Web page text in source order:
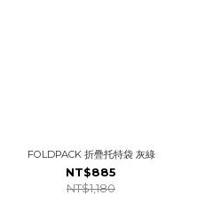
FOLDPACK 折疊托特袋 灰綠
NT$885
NT$1,180